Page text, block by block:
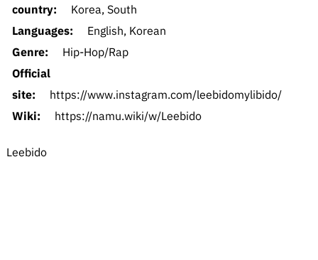
country:
Korea, South
Languages:
English, Korean
Genre:
Hip-Hop/Rap
Official
site:
https://www.instagram.com/leebidomylibido/
Wiki:
https://namu.wiki/w/Leebido
Leebido